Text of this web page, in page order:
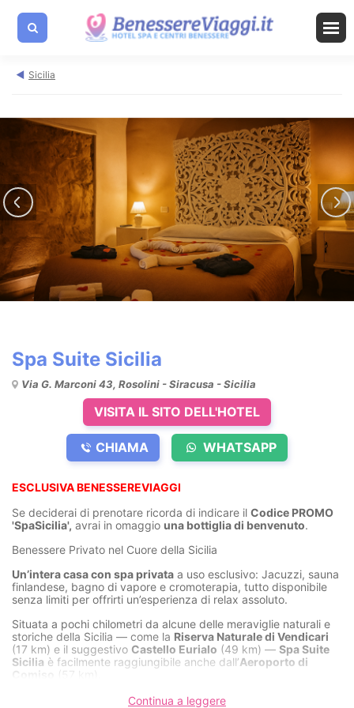
Sicilia
Spa Suite Sicilia
Via G. Marconi 43, Rosolini - Siracusa - Sicilia
VISITA IL SITO DELL'HOTEL
CHIAMA WHATSAPP
ESCLUSIVA BENESSEREVIAGGI
Se deciderai di prenotare ricorda di indicare il Codice PROMO
'SpaSicilia', avrai in omaggio una bottiglia di benvenuto.
Benessere Privato nel Cuore della Sicilia
Un’intera casa con spa privata a uso esclusivo: Jacuzzi, sauna
finlandese, bagno di vapore e cromoterapia, tutto disponibile
senza limiti per offrirti un’esperienza di relax assoluto.
Situata a pochi chilometri da alcune delle meraviglie naturali e
storiche della Sicilia — come la Riserva Naturale di Vendicari
(17 km) e il suggestivo Castello Eurialo (49 km) — Spa Suite
Sicilia è facilmente raggiungibile anche dall’Aeroporto di
Comiso
(57 km).
Un rifugio di lusso e intimità
Continua a leggere